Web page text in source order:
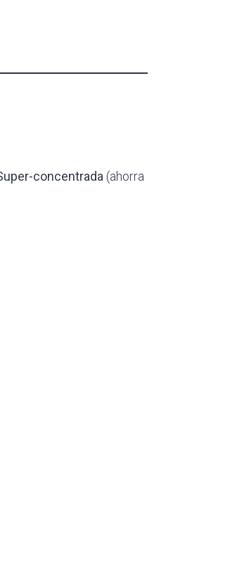
concentrada (ahorra